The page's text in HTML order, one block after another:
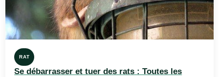
RAT
Se débarrasser et tuer des rats : Toutes les